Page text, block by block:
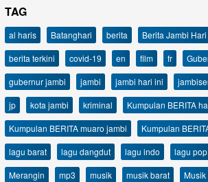
TAG
al haris Batanghari berita Berita Jambi Hari
berita terkini
covid-19 en film fr
gubernur jambi
jambi jambi hari ini
jp
kota jambi kriminal
Kumpulan BERITA
Kumpulan BERITA muaro jambi
Kumpulan
lagu barat
lagu dangdut lagu indo lagu pop
Merangin
mp3 musik musik barat Musik